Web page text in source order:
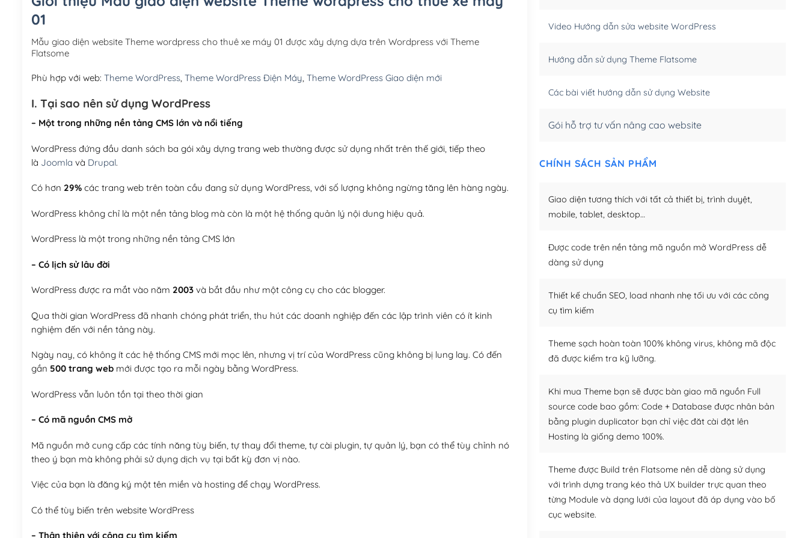
Hosting 5GB SSD (1 năm)
(+950,000₫)
01
Mẫu giao diện website Theme wordpress cho thuê xe máy 01 được xây dựng dựa trên Wordpress với Theme
Flatsome
Phù hợp với web: Theme WordPress, Theme WordPress Điện Máy, Theme WordPress Giao diện mới
I. Tại sao nên sử dụng WordPress
– Một trong những nền tảng CMS lớn và nổi tiếng
WordPress đứng đầu danh sách ba gói xây dựng trang web thường được sử dụng nhất trên thế giới, tiếp theo
là Joomla và Drupal.
Có hơn 29%các trang web trên toàn cầu đang sử dụng WordPress, với số lượng không ngừng tăng lên hàng ngày.
WordPress không chỉ là một nền tảng blog mà còn là một hệ thống quản lý nội dung hiệu quả.
WordPress là một trong những nền tảng CMS lớn
– Có lịch sử lâu đời
WordPress được ra mắt vào năm 2003và bắt đầu như một công cụ cho các blogger.
Qua thời gian WordPress đã nhanh chóng phát triển, thu hút các doanh nghiệp đến các lập trình viên có ít kinh
nghiệm đến với nền tảng này.
Ngày nay, có không ít các hệ thống CMS mới mọc lên, nhưng vị trí của WordPress cũng không bị lung lay. Có đến
gần 500 trang webmới được tạo ra mỗi ngày bằng WordPress.
WordPress vẫn luôn tồn tại theo thời gian
– Có mã nguồn CMS mở
Mã nguồn mở cung cấp các tính năng tùy biến, tự thay đổi theme, tự cài plugin, tự quản lý, bạn có thể tùy chỉnh nó
theo ý bạn mà không phải sử dụng dịch vụ tại bất kỳ đơn vị nào.
Việc của bạn là đăng ký một tên miền và hosting để chạy WordPress.
Có thể tùy biến trên website WordPress
– Thân thiện với công cụ tìm kiếm
Video Hướng dẫn sửa website WordPress
Hướng dẫn sử dụng Theme Flatsome
Các bài viết hướng dẫn sử dụng Website
Gói hỗ trợ tư vấn nâng cao website
CHÍNH SÁCH SẢN PHẨM
Giao diện tương thích với tất cả thiết bị, trình duyệt,
mobile, tablet, desktop…
Được code trên nền tảng mã nguồn mở WordPress dễ
dàng sử dụng
Thiết kế chuẩn SEO, load nhanh nhẹ tối ưu với các công
cụ tìm kiếm
Theme sạch hoàn toàn 100% không virus, không mã độc
đã được kiểm tra kỹ lưỡng.
Khi mua Theme bạn sẽ được bàn giao mã nguồn Full
source code bao gồm: Code + Database được nhân bản
bằng plugin duplicator bạn chỉ việc đăt cài đặt lên
Hosting là giống demo 100%.
Theme được Build trên Flatsome nên dễ dàng sử dụng
với trình dựng trang kéo thả UX builder trực quan theo
từng Module và dạng lưới của layout đã áp dụng vào bố
cục website.